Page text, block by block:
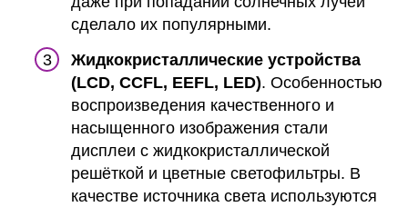
сделало их популярными.
Жидкокристаллические устройства
(LCD, CCFL, EEFL, LED). Особенностью
воспроизведения качественного и
насыщенного изображения стали
дисплеи с жидкокристаллической
решёткой и цветные светофильтры. В
качестве источника света используются